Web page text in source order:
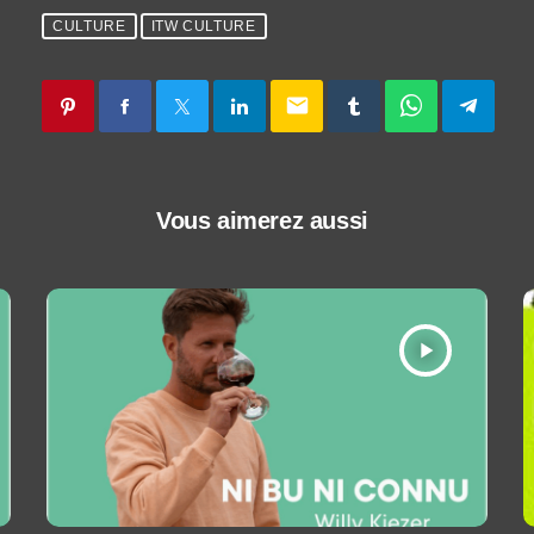
CULTURE ITW CULTURE
email
Vous aimerez aussi
play_arrow